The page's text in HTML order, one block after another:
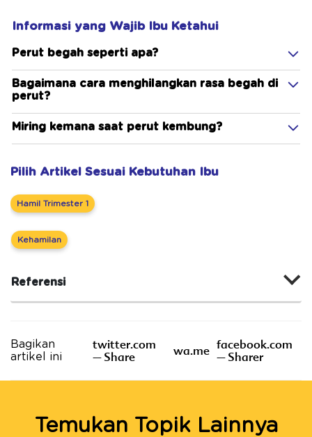
Informasi yang Wajib Ibu Ketahui
Perut begah seperti apa?
Bagaimana cara menghilangkan rasa begah di
perut?
Miring kemana saat perut kembung?
Pilih Artikel Sesuai Kebutuhan Ibu
Hamil Trimester 1
Kehamilan
Referensi
Bagikan
artikel ini
twitter.com
– Share
wa.me facebook.com
– Sharer
Temukan Topik Lainnya